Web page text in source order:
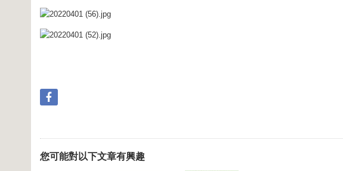
您可能對以下文章有興趣